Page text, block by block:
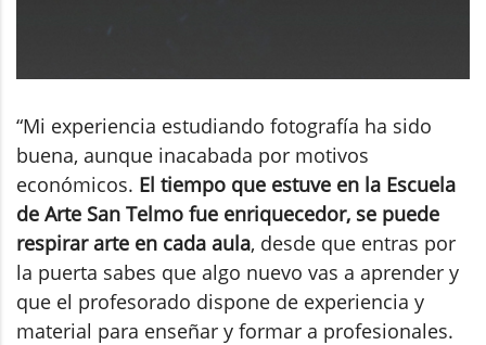
“Mi experiencia estudiando fotografía ha sido
buena, aunque inacabada por motivos
económicos. El tiempo que estuve en la Escuela
de Arte San Telmo fue enriquecedor, se puede
respirar arte en cada aula, desde que entras por
la puerta sabes que algo nuevo vas a aprender y
que el profesorado dispone de experiencia y
material para enseñar y formar a profesionales.